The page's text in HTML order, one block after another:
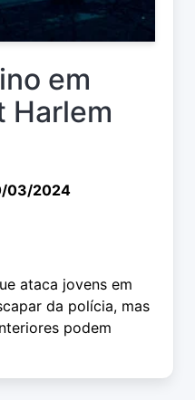
em
Harlem
03/2024
ataca jovens em
da polícia, mas
podem